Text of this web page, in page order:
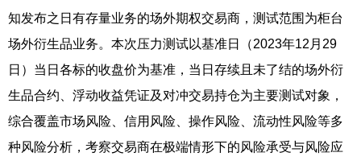
知发布之日有存量业务的场外期权交易商，测试范围为柜台
场外衍生品业务。本次压力测试以基准日（2023年12月29
日）当日各标的收盘价为基准，当日存续且未了结的场外衍
生品合约、浮动收益凭证及对冲交易持仓为主要测试对象，
综合覆盖市场风险、信用风险、操作风险、流动性风险等多
种风险分析，考察交易商在极端情形下的风险承受与风险应